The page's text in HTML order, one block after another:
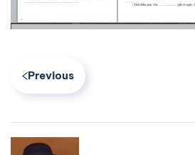
Previous